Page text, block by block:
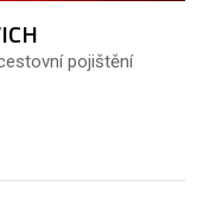
pojištění